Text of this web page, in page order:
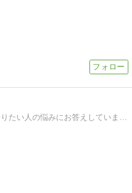
お金の借り方学校ではお金を借りたい人の悩みにお答えしています。今すぐ借りられる借入先や審査に落ちた時の対処法もまるわかり！お金を借りることが恐くなくなります。